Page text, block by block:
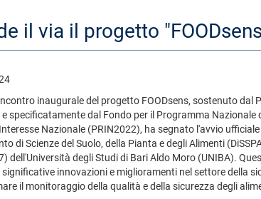
il via il progetto
inaugurale del progetto FOODsens, sostenuto dal
e specificatamente dal Fondo per il Programma Nazionale
Nazionale (PRIN2022), ha segnato l'avvio
di Scienze del Suolo, della Pianta e degli Alimenti
dell'Università degli Studi di Bari Aldo Moro (UNIBA).
innovazioni e miglioramenti nel settore della
il monitoraggio della qualità e della sicurezza degli